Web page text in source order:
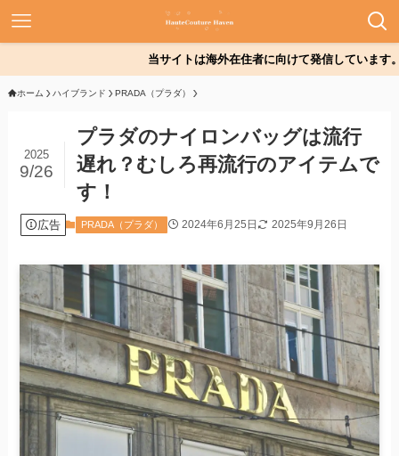
当サイトは海外在住者に向けて発信しています。
ホーム ハイブランド PRADA（プラダ）
プラダのナイロンバッグは流行
遅れ？むしろ再流行のアイテムで
す！
2025
9/26
広告 PRADA（プラダ） 2024年6月25日 2025年9月26日